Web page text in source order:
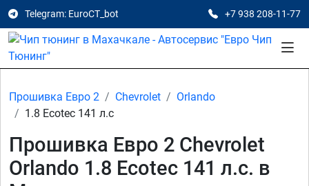
Telegram: EuroCT_bot +7 938 208-11-77
Прошивка Евро 2 Chevrolet
Orlando
1.8 Ecotec 141 л.с
Прошивка Евро 2 Chevrolet
Orlando 1.8 Ecotec 141 л.с. в